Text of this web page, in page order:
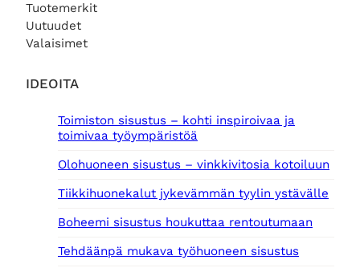
Tuotemerkit
Uutuudet
Valaisimet
IDEOITA
Toimiston sisustus – kohti inspiroivaa ja
toimivaa työympäristöä
Olohuoneen sisustus – vinkkivitosia kotoiluun
Tiikkihuonekalut jykevämmän tyylin ystävälle
Boheemi sisustus houkuttaa rentoutumaan
Tehdäänpä mukava työhuoneen sisustus
.